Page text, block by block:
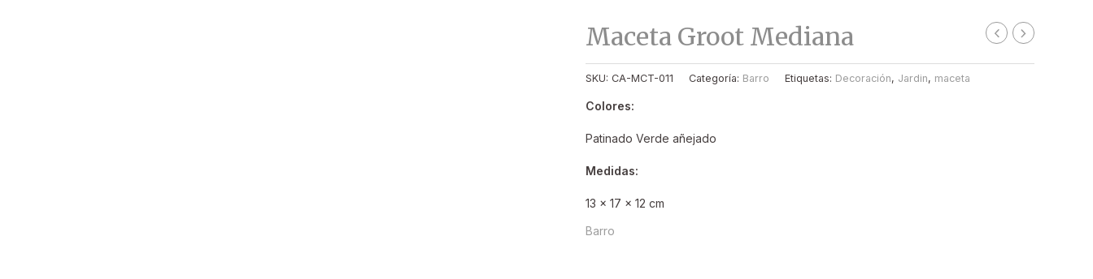
Maceta Groot Mediana
SKU: CA-MCT-011 Categoría: Barro Etiquetas: Decoración, Jardin, maceta
Colores:
Patinado Verde añejado
Medidas:
13 x 17 x 12 cm
Barro